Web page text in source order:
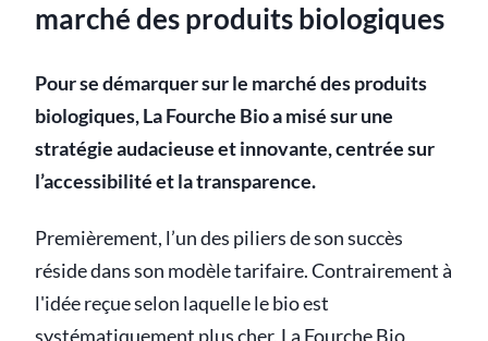
marché des produits biologiques
Pour se démarquer sur le marché des produits
biologiques, La Fourche Bio a misé sur une
stratégie audacieuse et innovante, centrée sur
l’accessibilité et la transparence.
Premièrement, l’un des piliers de son succès
réside dans son modèle tarifaire. Contrairement à
l'idée reçue selon laquelle le bio est
systématiquement plus cher, La Fourche Bio